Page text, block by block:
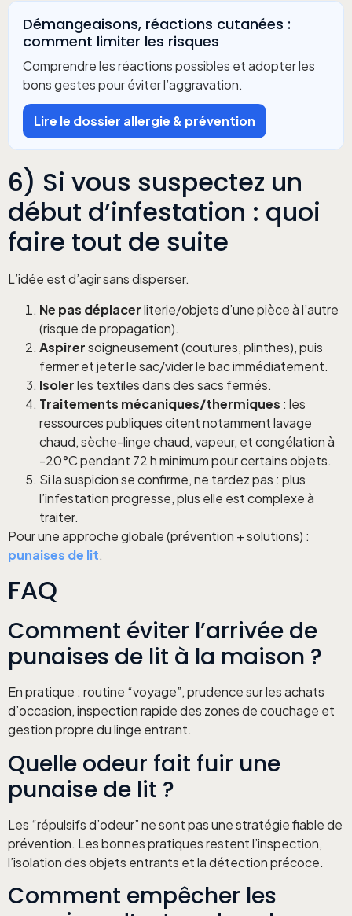
Démangeaisons, réactions cutanées :
comment limiter les risques
Comprendre les réactions possibles et adopter les
bons gestes pour éviter l’aggravation.
Lire le dossier allergie & prévention
6) Si vous suspectez un
début d’infestation : quoi
faire tout de suite
L’idée est d’agir sans disperser.
Ne pas déplacerliterie/objets d’une pièce à l’autre
(risque de propagation).
Aspirersoigneusement (coutures, plinthes), puis
fermer et jeter le sac/vider le bac immédiatement.
Isolerles textiles dans des sacs fermés.
Traitements mécaniques/thermiques : les
ressources publiques citent notamment lavage
chaud, sèche-linge chaud, vapeur, et congélation à
-20°C pendant 72 h minimum pour certains objets.
Si la suspicion se confirme, ne tardez pas : plus
l’infestation progresse, plus elle est complexe à
traiter.
Pour une approche globale (prévention + solutions) :
punaises de lit.
FAQ
Comment éviter l’arrivée de
punaises de lit à la maison ?
En pratique : routine “voyage”, prudence sur les achats
d’occasion, inspection rapide des zones de couchage et
gestion propre du linge entrant.
Quelle odeur fait fuir une
punaise de lit ?
Les “répulsifs d’odeur” ne sont pas une stratégie fiable de
prévention. Les bonnes pratiques restent l’inspection,
l’isolation des objets entrants et la détection précoce.
Comment empêcher les